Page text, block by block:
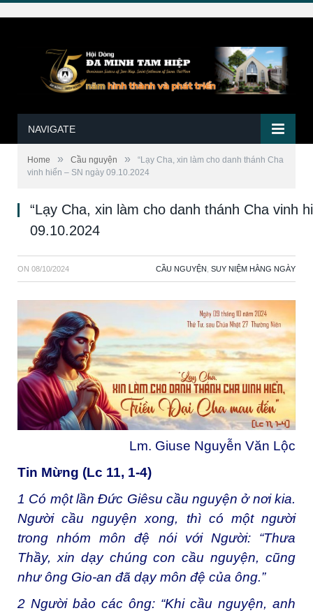
NAVIGATE
Home » Cầu nguyện »
“Lạy Cha, xin làm cho danh thánh Cha
vinh hiển – SN ngày 09.10.2024
“Lạy Cha, xin làm cho danh thánh Cha vinh
09.10.2024
ON 08/10/2024 CẦU NGUYỆN SUY NIỆM HẰNG NGÀY
Lm. Giuse Nguyễn Văn Lộc
Tin Mừng (Lc 11, 1-4)
1 Có một lần Đức Giêsu cầu nguyện ở nơi kia.
Người cầu nguyện xong, thì có một người
trong nhóm môn đệ nói với Người: “Thưa
Thầy, xin dạy chúng con cầu nguyện, cũng
như ông Gio-an đã dạy môn đệ của ông.”
2 Người bảo các ông: “Khi cầu nguyện, anh